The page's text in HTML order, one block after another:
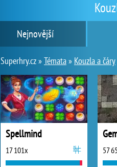
Nejnovější
Superhry.cz »Témata» Kouzla a čáry
Spellmind
17 101x 57